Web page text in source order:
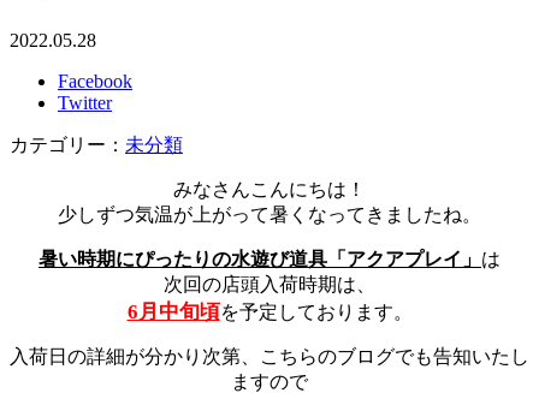
2022.05.28
Facebook
Twitter
カテゴリー： 未分類
みなさんこんにちは！
少しずつ気温が上がって暑くなってきましたね。
暑い時期にぴったりの水遊び道具「アクアプレイ」 は
次回の店頭入荷時期は、
6月中旬頃を予定しております。
入荷日の詳細が分かり次第、こちらのブログでも告知いたし
ますので